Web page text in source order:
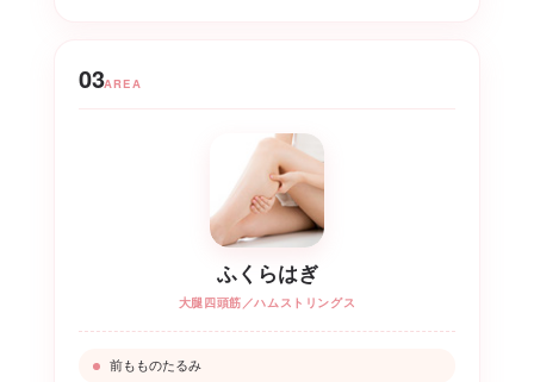
03AREA
ふくらはぎ
大腿四頭筋／ハムストリングス
前もものたるみ